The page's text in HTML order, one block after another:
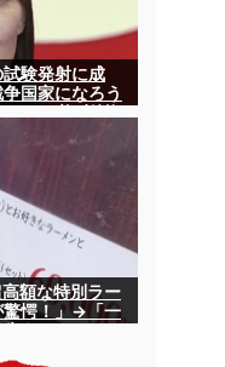
験発射に成
国家になろう
額な特別ラー
驚愕！」→「一